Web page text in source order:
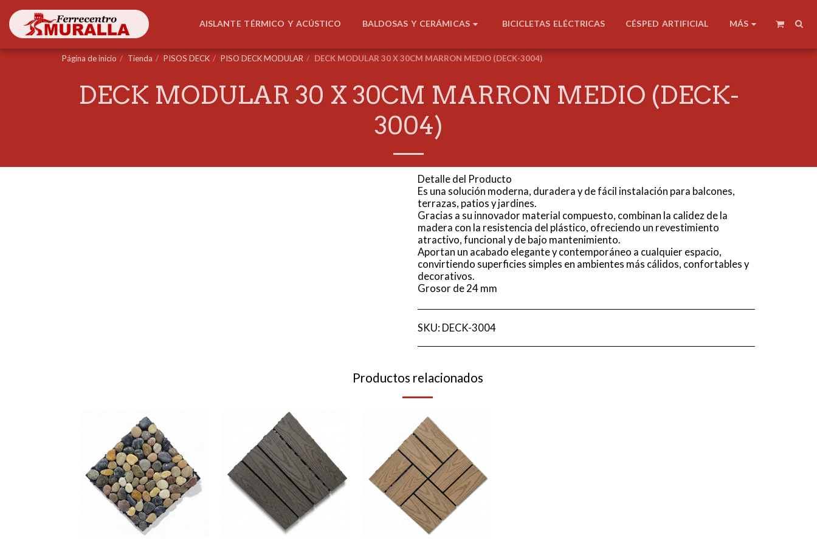
AISLANTE TÉRMICO Y ACÚSTICO BALDOSAS Y CERÁMICAS BICICLETAS ELÉCTRICAS CÉSPED ARTIFICIAL MÁS
Página de inicio Tienda PISOS DECK PISO DECK MODULAR DECK MODULAR 30 X 30CM MARRON MEDIO (DECK-3004)
DECK MODULAR 30 X 30CM MARRON MEDIO (DECK-
3004)
Detalle del Producto
Es una solución moderna, duradera y de fácil instalación para balcones,
terrazas, patios y jardines.
Gracias a su innovador material compuesto, combinan la calidez de la
madera con la resistencia del plástico, ofreciendo un revestimiento
atractivo, funcional y de bajo mantenimiento.
Aportan un acabado elegante y contemporáneo a cualquier espacio,
convirtiendo superficies simples en ambientes más cálidos, confortables y
decorativos.
Grosor de 24 mm
SKU: DECK-3004
Productos relacionados